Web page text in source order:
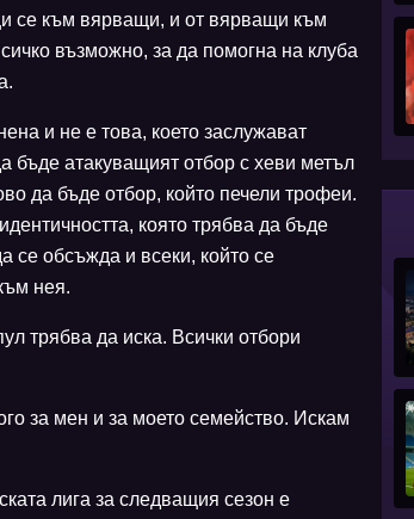
се към вярващи, и от вярващи към
възможно, за да помогна на клуба
и не е това, което заслужават
атакуващият отбор с хеви метъл
да бъде отбор, който печели трофеи.
която трябва да бъде
се обсъжда и всеки, който се
нея.
трябва да иска. Всички отбори
за мен и за моето семейство. Искам
лига за следващия сезон е